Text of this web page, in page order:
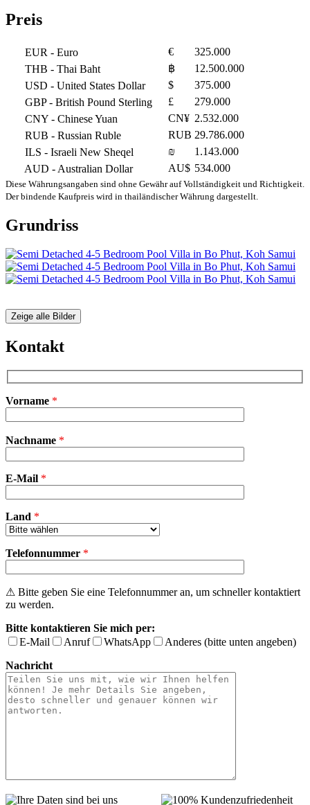
Preis
EUR - Euro €
325.000
THB - Thai Baht ฿
12.500.000
USD - United States Dollar $
375.000
GBP- British Pound Sterling £
279.000
CNY - Chinese Yuan CN¥ 2.532.000
RUB - Russian Ruble RUB 29.786.000
ILS - Israeli New Sheqel ₪
1.143.000
AUD - Australian Dollar AU$ 534.000
Diese Währungsangaben sind ohne Gewähr auf Vollständigkeit und Richtigkeit.
Der bindende Kaufpreis wird in thailändischer Währung dargestellt.
Grundriss
Zeige alle Bilder
Kontakt
Vorname *
lasse
leer.
Nachname *
E-Mail *
Land *
Telefonnummer *
⚠ Bitte geben Sie eine Telefonnummer an, um schneller kontaktiert
zu werden.
Bitte kontaktieren Sie mich per:
E-Mail
Anruf WhatsApp
Anderes (bitte unten angeben)
Nachricht